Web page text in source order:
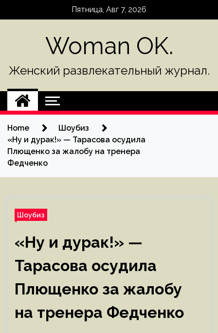
Пятница, Авг 7, 2026
Woman OK.
Женский развлекательный журнал.
Home
Шоубиз
«Ну и дурак!» — Тарасова осудила
Плющенко за жалобу на тренера
Федченко
Шоубиз
«Ну и дурак!» —
Тарасова осудила
Плющенко за жалобу
на тренера Федченко